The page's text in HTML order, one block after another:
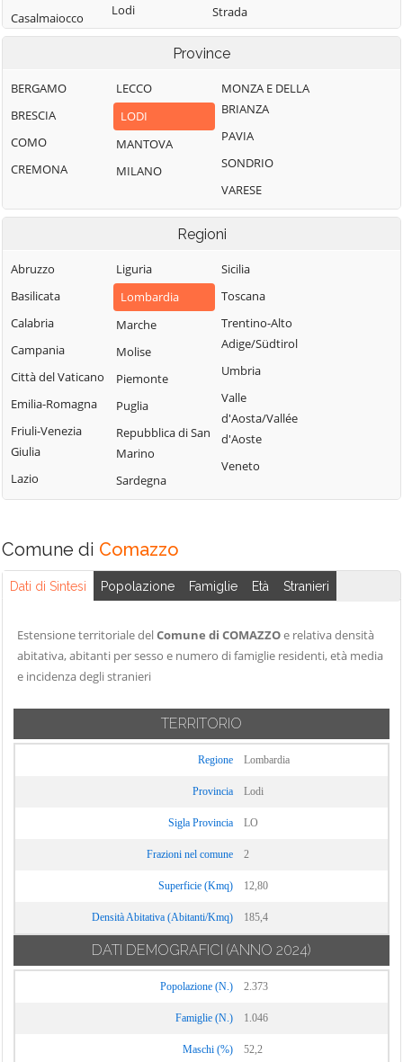
Casalmaiocco
Bocca d'Adda
d'Adda
Vidardo
Cavenago d'Adda
Cervignano
d'Adda
Codogno
Comazzo
Cornegliano
Laudense
Lodi
Lodi Vecchio
Maccastorna
Mairago
Maleo
Marudo
Massalengo
Lombardo
Mulazzano
Strada
San Rocco al
Porto
Sant'Angelo
Lodigiano
Santo Stefano
Senna Lodigiana
Somaglia
Sordio
Tavazzano con
Villavesco
Terranova dei
Lodigiano
Valera Fratta
Villanova del
Province
BERGAMO
BRESCIA
COMO
CREMONA
LECCO
LODI
MANTOVA
MILANO
MONZA E DELLA
BRIANZA
PAVIA
SONDRIO
VARESE
Regioni
Abruzzo
Basilicata
Calabria
Campania
Città del Vaticano
Emilia-Romagna
Friuli-Venezia
Giulia
Lazio
Liguria
Lombardia
Marche
Molise
Piemonte
Puglia
Repubblica di San
Marino
Sardegna
Sicilia
Toscana
Trentino-Alto
Adige/Südtirol
Umbria
Valle
d'Aosta/Vallée
d'Aoste
Veneto
Comune di Comazzo
Dati di Sintesi Popolazione Famiglie Età Stranieri
Estensione territoriale delComune di COMAZZOe relativa densità
abitativa, abitanti per sesso e numero di famiglie residenti, età media
e incidenza degli stranieri
TERRITORIO
Regione Lombardia
Provincia Lodi
Sigla Provincia LO
Frazioni nel comune 2
Superficie (Kmq) 12,80
Densità Abitativa (Abitanti/Kmq) 185,4
DATI DEMOGRAFICI (ANNO 2024)
Popolazione (N.) 2.373
Famiglie (N.) 1.046
Maschi (%) 52,2